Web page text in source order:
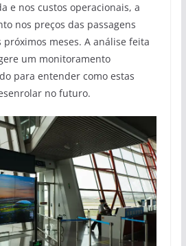
e nos custos operacionais, a
nos preços das passagens
meses. A análise feita
um monitoramento
para entender como estas
no futuro.